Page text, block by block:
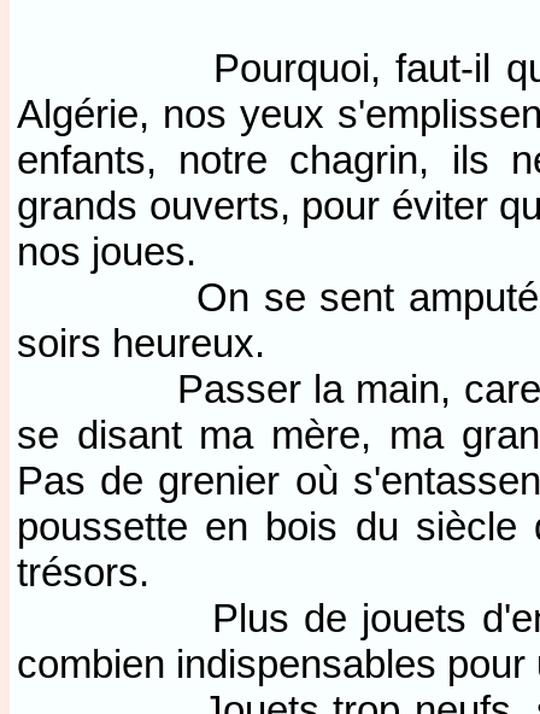
Pourquoi, faut-il que
Algérie, nos yeux
enfants, notre chagrin, ils
grands ouverts, pour éviter
nos joues.
On se sent amputé de
soirs heureux.
Passer la main,
se disant ma mère, ma
Pas de grenier où
poussette en bois du siècle
trésors.
Plus de jouets
combien indispensables pour